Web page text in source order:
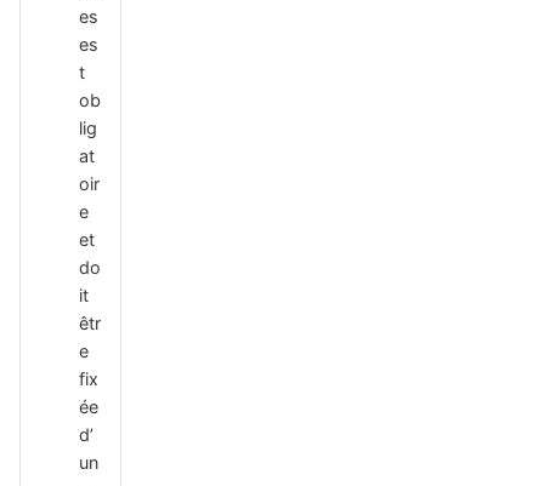
es
es
t
ob
lig
at
oir
e
et
do
it
êtr
e
fix
ée
d’
un